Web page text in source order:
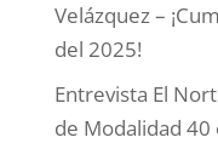
Velázquez –
del 2025!
Entrevista El
de Modalidad 40